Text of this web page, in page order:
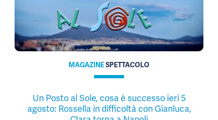
MAGAZINESPETTACOLO
Un Posto al Sole, cosa è successo ieri 5
agosto: Rossella in difficoltà con Gianluca,